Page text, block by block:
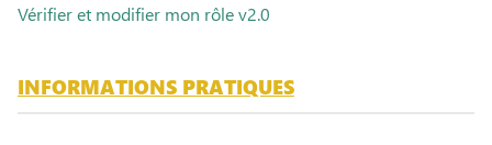
Vérifier et modifier mon rôle v2.0
INFORMATIONS PRATIQUES